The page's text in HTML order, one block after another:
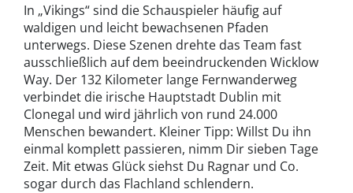
In „Vikings“ sind die Schauspieler häufig auf
waldigen und leicht bewachsenen Pfaden
unterwegs. Diese Szenen drehte das Team fast
ausschließlich auf dem beeindruckenden Wicklow
Way. Der 132 Kilometer lange Fernwanderweg
verbindet die irische Hauptstadt Dublin mit
Clonegal und wird jährlich von rund 24.000
Menschen bewandert. Kleiner Tipp: Willst Du ihn
einmal komplett passieren, nimm Dir sieben Tage
Zeit. Mit etwas Glück siehst Du Ragnar und Co.
sogar durch das Flachland schlendern.